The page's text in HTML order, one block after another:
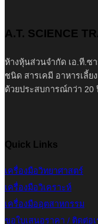
A.T. SCIENCE
ห้างหุ้นส่วนจำกัด เอ.ที.ซ
ชนิด สารเคมี อาหารเลี้
ด้วยประสบการณ์กว่า 20
Quick Links
เครื่องมือวิทยาศาสตร์
เครื่องมือวิเคราะห์
เครื่องมืออุตสาหกรรม
ขอใบเสนอราคา / ติดต่อเ